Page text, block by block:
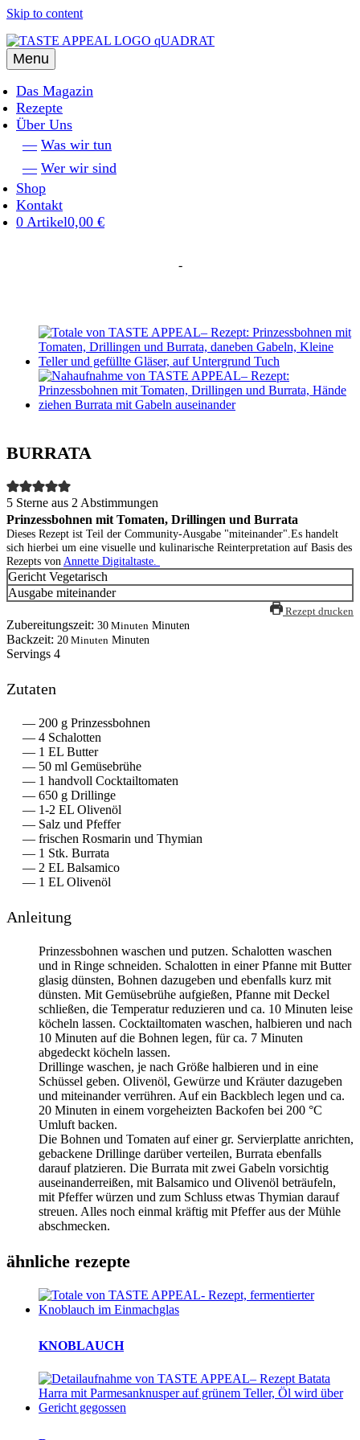
Skip to content
Menu
Das Magazin
Rezepte
Über Uns
Was wir tun
Wer wir sind
Shop
Kontakt
0 Artikel0,00 €
-
BURRATA
5 Sterne aus 2 Abstimmungen
Prinzessbohnen mit Tomaten, Drillingen und Burrata
Dieses Rezept ist Teil der Community-Ausgabe "miteinander".Es handelt
sich hierbei um eine visuelle und kulinarische Reinterpretation auf Basis des
Rezepts von Annette Digitaltaste.
Gericht Vegetarisch
Ausgabe miteinander
Rezept drucken
Zubereitungszeit: 30 Minuten Minuten
Backzeit: 20 Minuten Minuten
Servings 4
Zutaten
200 g Prinzessbohnen
4 Schalotten
1 EL Butter
50 ml Gemüsebrühe
1 handvoll Cocktailtomaten
650 g Drillinge
1-2 EL Olivenöl
Salz und Pfeffer
frischen Rosmarin und Thymian
1 Stk. Burrata
2 EL Balsamico
1 EL Olivenöl
Anleitung
Prinzessbohnen waschen und putzen. Schalotten waschen
und in Ringe schneiden. Schalotten in einer Pfanne mit Butter
glasig dünsten, Bohnen dazugeben und ebenfalls kurz mit
dünsten. Mit Gemüsebrühe aufgießen, Pfanne mit Deckel
schließen, die Temperatur reduzieren und ca. 10 Minuten leise
köcheln lassen. Cocktailtomaten waschen, halbieren und nach
10 Minuten auf die Bohnen legen, für ca. 7 Minuten
abgedeckt köcheln lassen.
Drillinge waschen, je nach Größe halbieren und in eine
Schüssel geben. Olivenöl, Gewürze und Kräuter dazugeben
und miteinander verrühren. Auf ein Backblech legen und ca.
20 Minuten in einem vorgeheizten Backofen bei 200 °C
Umluft backen.
Die Bohnen und Tomaten auf einer gr. Servierplatte anrichten,
gebackene Drillinge darüber verteilen, Burrata ebenfalls
darauf platzieren. Die Burrata mit zwei Gabeln vorsichtig
auseinanderreißen, mit Balsamico und Olivenöl beträufeln,
mit Pfeffer würzen und zum Schluss etwas Thymian darauf
streuen. Alles noch einmal kräftig mit Pfeffer aus der Mühle
abschmecken.
ähnliche rezepte
KNOBLAUCH